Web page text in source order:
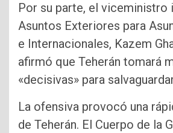
Por su parte, el viceministro
Asuntos Exteriores para
e Internacionales, Kazem
afirmó que Teherán tomará
«decisivas» para
La ofensiva provocó una
de Teherán. El Cuerpo de la